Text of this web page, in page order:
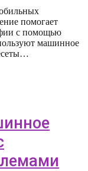
помогает
с помощью
машинное